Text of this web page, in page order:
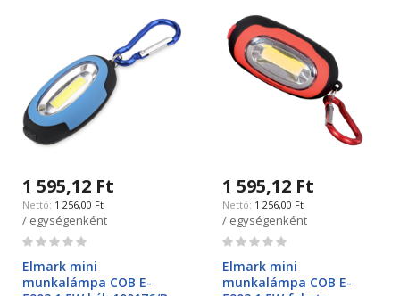
1 595,12 Ft
1 256,00 Ft
/ egységenként
Rating:
Elmark mini
munkalámpa COB E-
1 595,12 Ft
1 256,00 Ft
/ egységenként
Rating:
Elmark mini
munkalámpa COB E-